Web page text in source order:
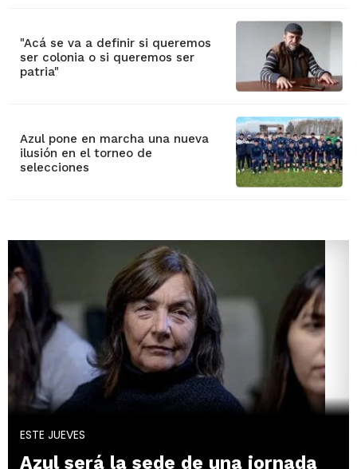
"Acá se va a definir si queremos
ser colonia o si queremos ser
patria"
Azul pone en marcha una nueva
ilusión en el torneo de
selecciones
ESTE JUEVES
Azul será la sede de una jornada